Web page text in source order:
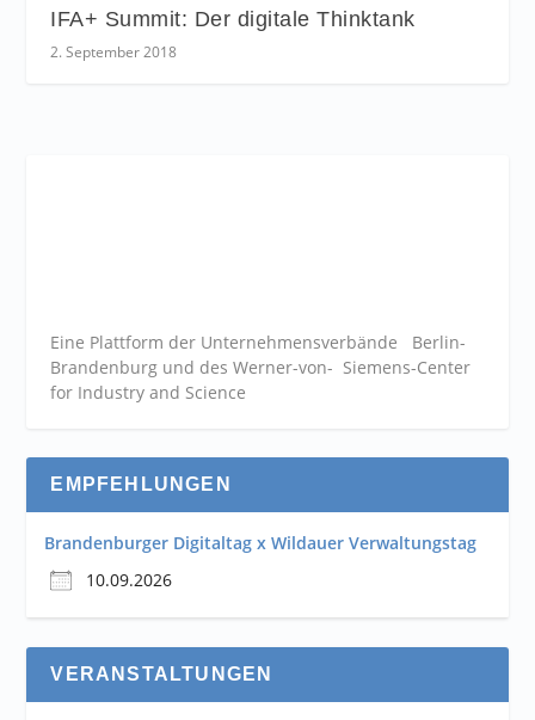
IFA+ Summit: Der digitale Thinktank
2. September 2018
Eine Plattform der Unternehmensverbände Berlin-
Brandenburg und des Werner-von- Siemens-Center
for Industry and Science
EMPFEHLUNGEN
Brandenburger Digitaltag x Wildauer Verwaltungstag
10.09.2026
VERANSTALTUNGEN